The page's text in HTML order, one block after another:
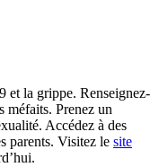
et la grippe. Renseignez-
méfaits. Prenez un
Accédez à des
parents. Visitez le site